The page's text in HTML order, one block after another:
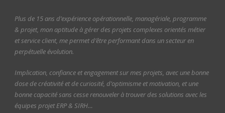
Plus de 15 ans d’expérience opérationnelle, managériale, programme
& projet, mon aptitude à gérer des projets complexes orientés métier
et service client, me permet d’être performant dans un secteur en
perpétuelle évolution.
Implication, confiance et engagement sur mes projets, avec une bonne
dose de créativité et de curiosité, d’optimisme et motivation, et une
bonne capacité sans cesse renouveler à trouver des solutions avec les
équipes projet ERP & SIRH…